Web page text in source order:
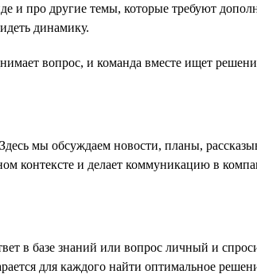
про другие темы, которые требуют
динамику.
вопрос, и команда вместе ищет
мы обсуждаем новости, планы,
контексте и делает коммуникацию в
в базе знаний или вопрос личный и
для каждого найти оптимальное